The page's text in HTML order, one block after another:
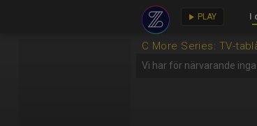
play_arrow PLAY I
C More Series: TV-
Vi har för närvarande